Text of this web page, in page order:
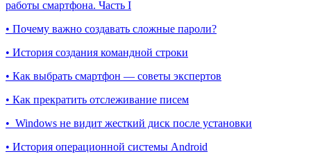
работы смартфона. Часть I
• Почему важно создавать сложные пароли?
• История создания командной строки
• Как выбрать смартфон — советы экспертов
• Как прекратить отслеживание писем
• Windows не видит жесткий диск после установки
• История операционной системы Android